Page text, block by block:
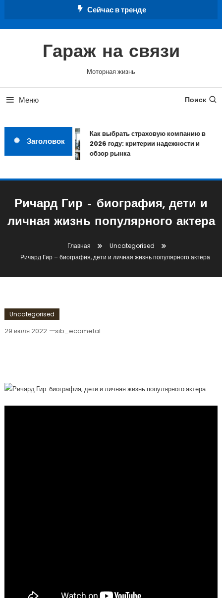
Сейчас в тренде
Гараж на связи
Моторная жизнь
Меню Поиск
Заголовок
Как выбрать страховую компанию в
2026 году: критерии надежности и
обзор рынка
Ричард Гир – биография, дети и
личная жизнь популярного актера
Главная
Uncategorised
Ричард Гир – биография, дети и личная жизнь популярного актера
Uncategorised
29 июля 2022 sib_ecometal